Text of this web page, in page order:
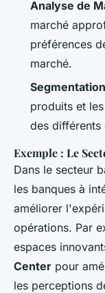
Analyse de
marché
préférences
marché.
produits et
des différents
Exemple : Le
Dans le secteur
les banques à
améliorer
opérations. Par
espaces
Center pour
les perceptions